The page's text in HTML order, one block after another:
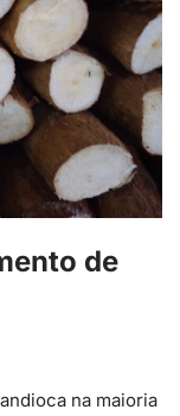
de
na maioria